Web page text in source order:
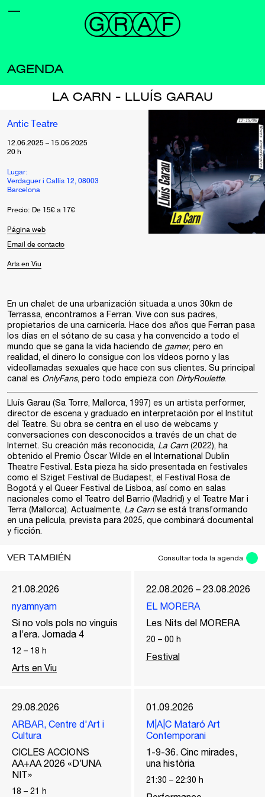
AGENDA
LA CARN - LLUÍS GARAU
Antic Teatre
12.06.2025 – 15.06.2025
20 h
Lugar:
Verdaguer i Callís 12, 08003
Barcelona
Precio: De 15€ a 17€
Página web
Email de contacto
Arts en Viu
En un chalet de una urbanización situada a unos 30km de
Terrassa, encontramos a Ferran. Vive con sus padres,
propietarios de una carnicería. Hace dos años que Ferran pasa
los días en el sótano de su casa y ha convencido a todo el
mundo que se gana la vida haciendo de gamer, pero en
realidad, el dinero lo consigue con los vídeos porno y las
videollamadas sexuales que hace con sus clientes. Su principal
canal es OnlyFans, pero todo empieza con DirtyRoulette.
Lluís Garau (Sa Torre, Mallorca, 1997) es un artista performer,
director de escena y graduado en interpretación por el Institut
del Teatre. Su obra se centra en el uso de webcams y
conversaciones con desconocidos a través de un chat de
Internet. Su creación más reconocida, La Carn(2022), ha
obtenido el Premio Óscar Wilde en el International Dublin
Theatre Festival. Esta pieza ha sido presentada en festivales
como el Sziget Festival de Budapest, el Festival Rosa de
Bogotá y el Queer Festival de Lisboa, así como en salas
nacionales como el Teatro del Barrio (Madrid) y el Teatre Mar i
Terra (Mallorca). Actualmente, La Carnse está transformando
en una película, prevista para 2025, que combinará documental
y ficción.
VER TAMBIÉN Consultar toda la agenda
21.08.2026
nyamnyam
Si no vols pols no vinguis
a l’era. Jornada 4
12 – 18 h
Arts en Viu
22.08.2026 – 23.08.2026
EL MORERA
Les Nits del MORERA
20 – 00 h
Festival
29.08.2026
ARBAR, Centre d'Art i
Cultura
CICLES ACCIONS
AA+AA 2026 «D’UNA
NIT»
18 – 21 h
01.09.2026
M|A|C Mataró Art
Contemporani
1-9-36. Cinc mirades,
una història
21:30 – 22:30 h